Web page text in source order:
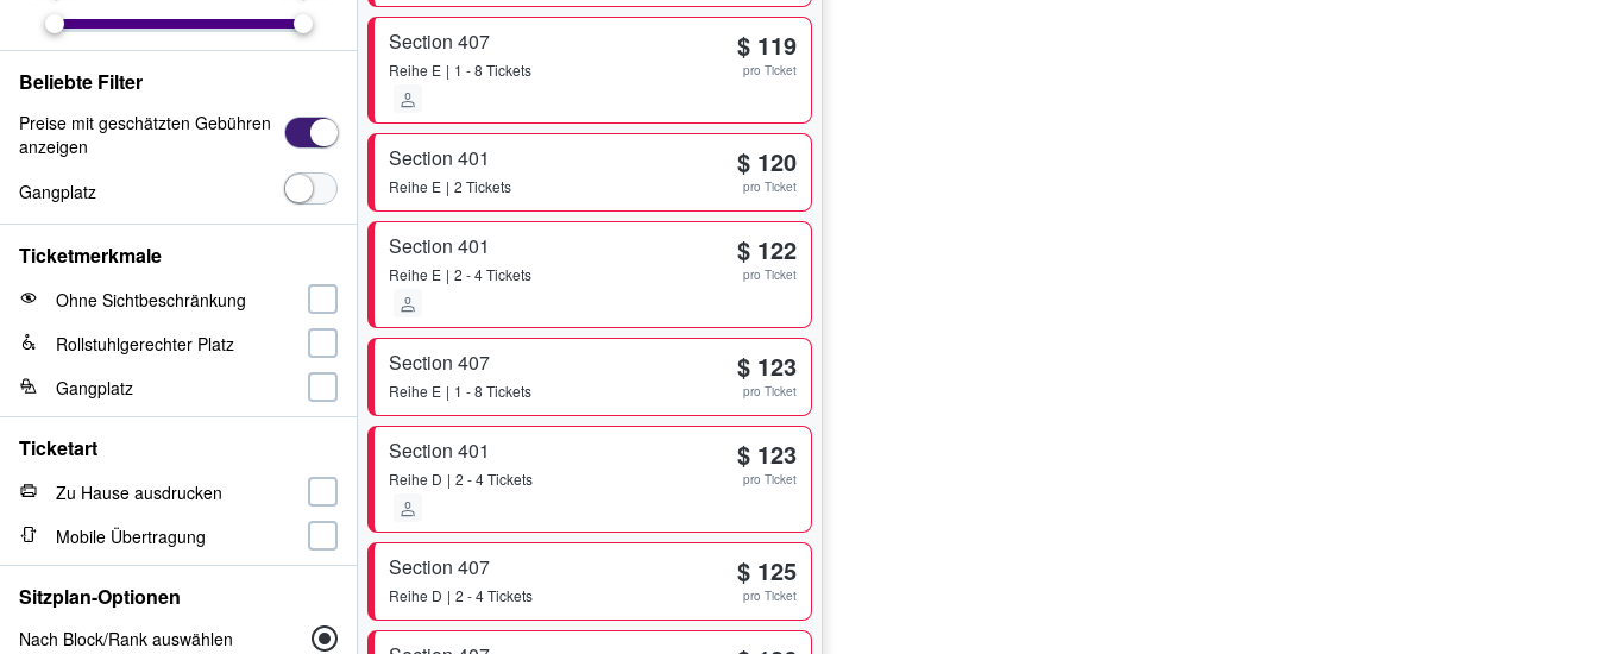
Section 407
Reihe E 1 - 8 Tickets
$ 119
pro Ticket
Section 401
Reihe E 2 Tickets
$ 120
pro Ticket
Section 401
Reihe E 2 - 4 Tickets
$ 122
pro Ticket
Section 407
Reihe E 1 - 8 Tickets
$ 123
pro Ticket
Section 401
Reihe D 2 - 4 Tickets
$ 123
pro Ticket
Section 407
Reihe D 2 - 4 Tickets
$ 125
pro Ticket
Beliebte Filter
Preise mit geschätzten Gebühren
anzeigen
Gangplatz
Ticketmerkmale
Ohne Sichtbeschränkung
Rollstuhlgerechter Platz
Gangplatz
Ticketart
Zu Hause ausdrucken
Mobile Übertragung
Sitzplan-Optionen
Nach Block/Rank auswählen